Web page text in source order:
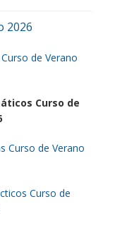
2026
de Verano
Curso de
Curso de Verano
Curso de